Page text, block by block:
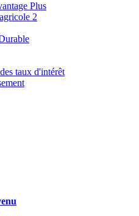
Plus
2
taux d'intérêt